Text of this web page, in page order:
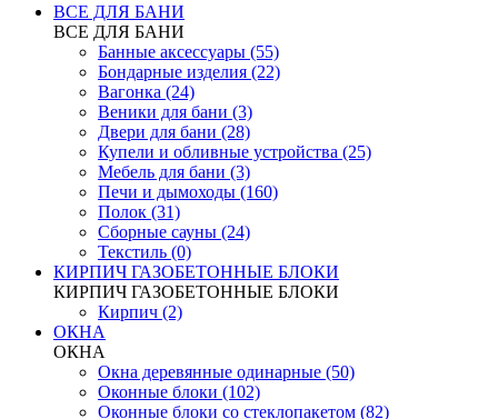
ВСЕ ДЛЯ БАНИ
ВСЕ ДЛЯ БАНИ
Банные аксессуары (55)
Бондарные изделия (22)
Вагонка (24)
Веники для бани (3)
Двери для бани (28)
Купели и обливные устройства (25)
Мебель для бани (3)
Печи и дымоходы (160)
Полок (31)
Сборные сауны (24)
Текстиль (0)
КИРПИЧ ГАЗОБЕТОННЫЕ БЛОКИ
КИРПИЧ ГАЗОБЕТОННЫЕ БЛОКИ
Кирпич (2)
ОКНА
ОКНА
Окна деревянные одинарные (50)
Оконные блоки (102)
Оконные блоки со стеклопакетом (82)